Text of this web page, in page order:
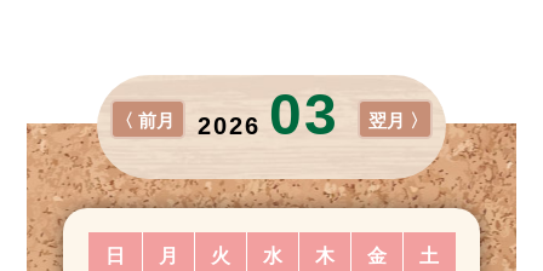
2026 03
〈 前月 翌月 〉
日 月 火 水 木 金 土